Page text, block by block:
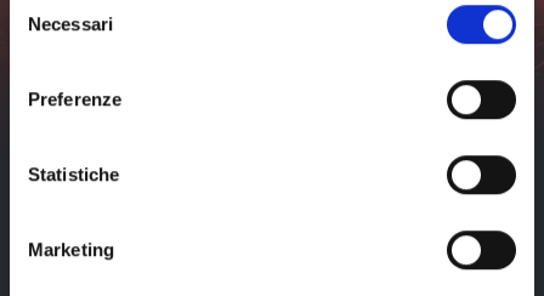
delNecessari
Preferenze
Statistiche
Marketing
Subscribe